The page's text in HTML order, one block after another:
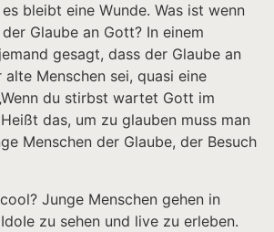
bleibt eine Wunde. Was ist wenn
Glaube an Gott? In einem
gesagt, dass der Glaube an
Menschen sei, quasi eine
du stirbst wartet Gott im
das, um zu glauben muss man
Menschen der Glaube, der Besuch
Junge Menschen gehen in
zu sehen und live zu erleben.